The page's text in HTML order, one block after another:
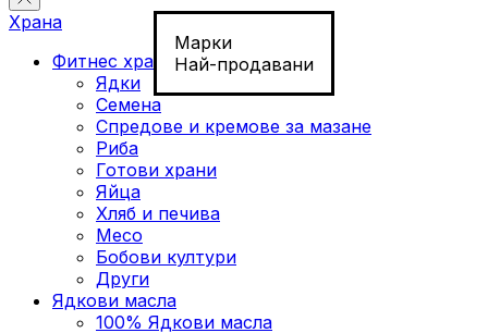
Марки
Най-продавани
Храна
Фитнес храна
Ядки
Семена
Спредове и кремове за мазане
Риба
Готови храни
Яйца
Хляб и печива
Месо
Бобови култури
Други
Ядкови масла
100% Ядкови масла